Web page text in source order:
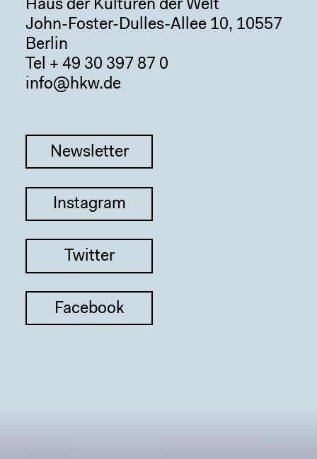
Haus der Kulturen der Welt
John-Foster-Dulles-Allee 10, 10557
Berlin
Tel + 49 30 397 87 0
info@hkw.de
Newsletter
Instagram
Twitter
Facebook